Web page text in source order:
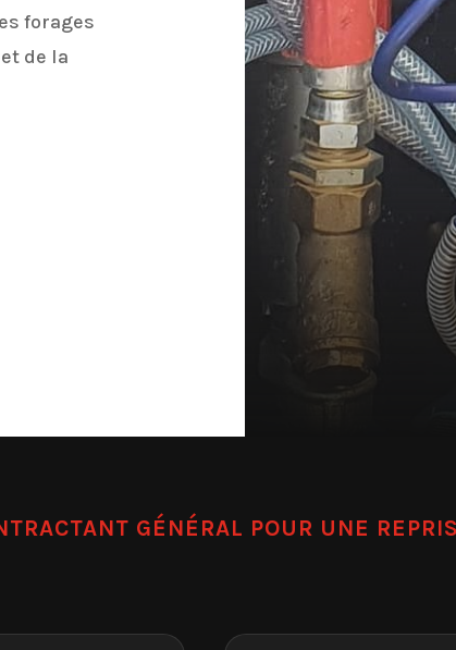
forages
de la
GÉNÉRAL POUR UNE